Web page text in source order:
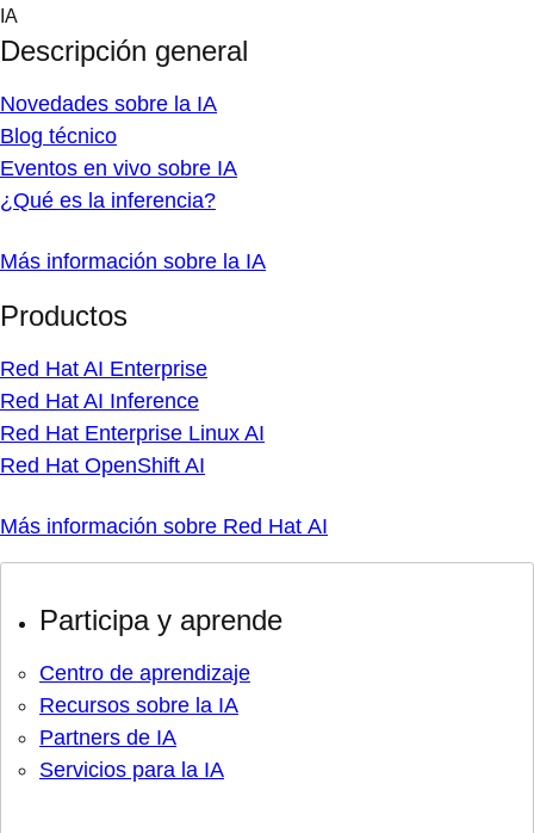
Skip
content
IA
Descripción general
Novedades sobre la IA
Blog técnico
Eventos en vivo sobre IA
¿Qué es la inferencia?
Más información sobre la IA
Productos
Red Hat AI Enterprise
Red Hat AI Inference
Red Hat Enterprise Linux AI
Red Hat OpenShift AI
Más información sobre Red Hat AI
Participa y aprende
Centro de aprendizaje
Recursos sobre la IA
Partners de IA
Servicios para la IA